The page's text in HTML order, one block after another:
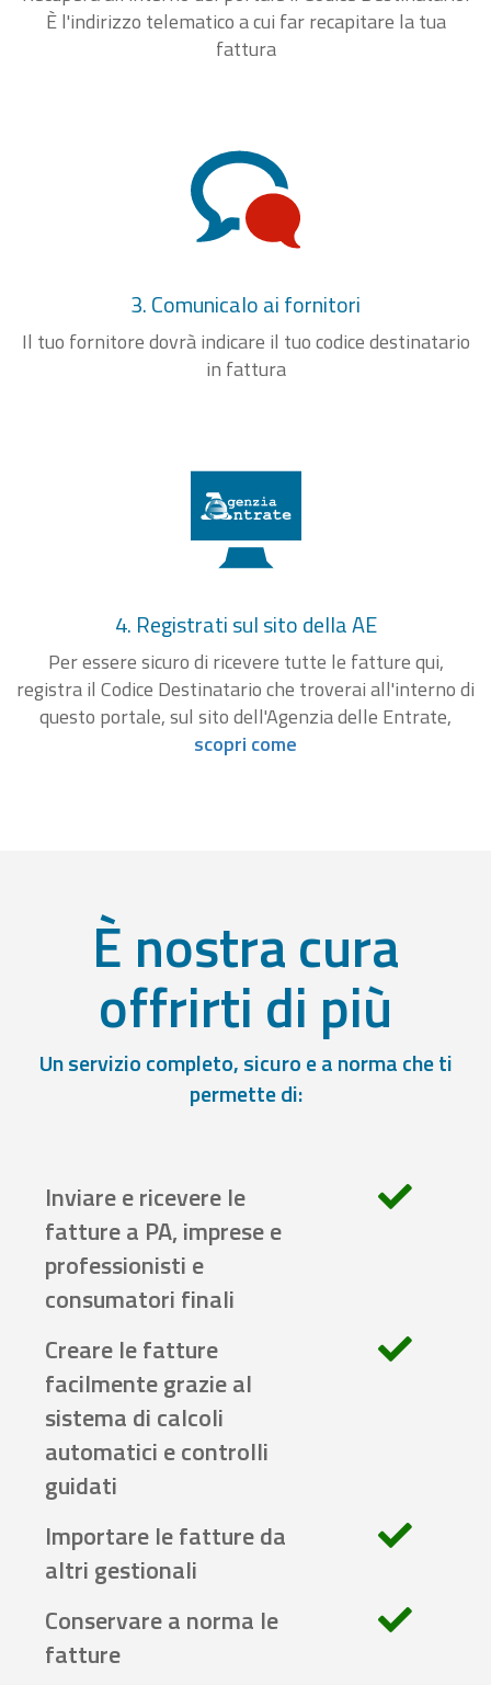
È l'indirizzo telematico a cui far recapitare la tua
fattura
3. Comunicalo ai fornitori
Il tuo fornitore dovrà indicare il tuo codice destinatario
in fattura
4. Registrati sul sito della AE
Per essere sicuro di ricevere tutte le fatture qui,
registra il Codice Destinatario che troverai all'interno di
questo portale, sul sito dell'Agenzia delle Entrate,
scopri come
È nostra cura
offrirti di più
Un servizio completo, sicuro e a norma che ti
permette di:
Inviare e ricevere le
fatture a PA, imprese e
professionisti e
consumatori finali
Creare le fatture
facilmente grazie al
sistema di calcoli
automatici e controlli
guidati
Importare le fatture da
altri gestionali
Conservare a norma le
fatture